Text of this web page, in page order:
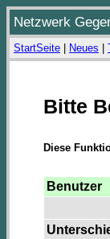
Netzwerk
StartSeite Neues
Bitte
Diese
Benutzer